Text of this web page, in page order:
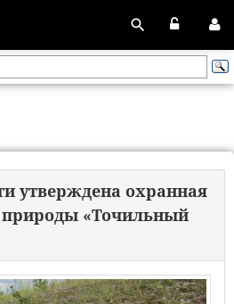
утверждена охранная
«Точильный